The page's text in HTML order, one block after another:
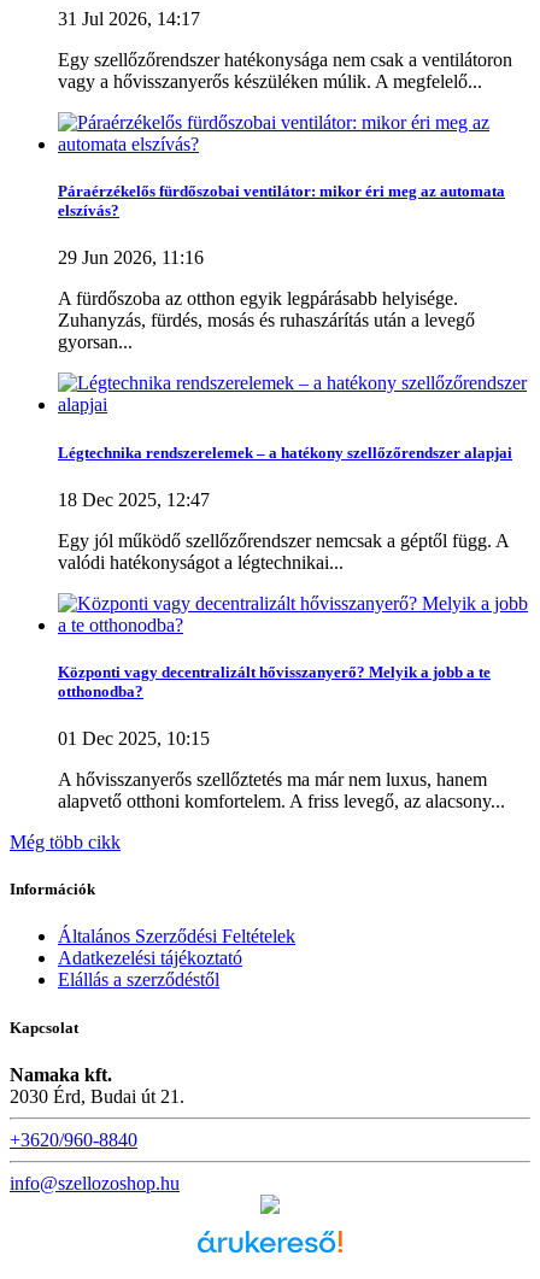
Hővisszanyerős szellőztető
Központi hővisszanyerős szellőztető készülék 6
Decentralizált szellőztető készülék (egyhelyiséges)
Kevesebb
994410 Ft
Termékek megtekintése8
31 Jul 2026, 14:17
Egy szellőzőrendszer hatékonysága nem csak a ventilátoron
vagy a hővisszanyerős készüléken múlik. A megfelelő...
Páraérzékelős fürdőszobai ventilátor: mikor éri meg az automata
elszívás?
29 Jun 2026, 11:16
A fürdőszoba az otthon egyik legpárásabb helyisége.
Zuhanyzás, fürdés, mosás és ruhaszárítás után a levegő
gyorsan...
Légtechnika rendszerelemek – a hatékony szellőzőrendszer alapjai
18 Dec 2025, 12:47
Egy jól működő szellőzőrendszer nemcsak a géptől függ. A
valódi hatékonyságot a légtechnikai...
Központi vagy decentralizált hővisszanyerő? Melyik a jobb a te
otthonodba?
01 Dec 2025, 10:15
A hővisszanyerős szellőztetés ma már nem luxus, hanem
alapvető otthoni komfortelem. A friss levegő, az alacsony...
Még több cikk
Információk
Általános Szerződési Feltételek
Adatkezelési tájékoztató
Elállás a szerződéstől
Kapcsolat
Namaka kft.
2030 Érd, Budai út 21.
+3620/960-8840
info@szellozoshop.hu